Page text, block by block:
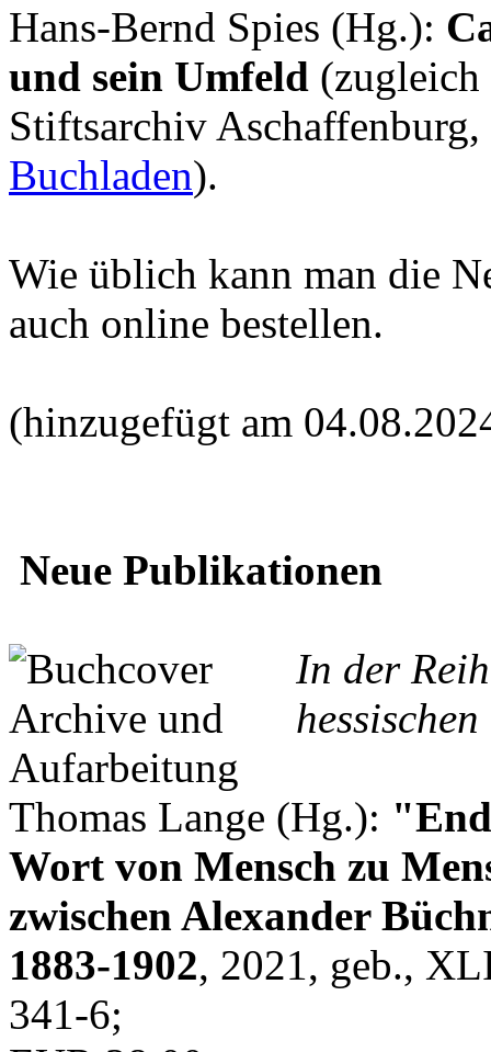
Hans-Bernd Spies (Hg.):
und sein Umfeld
Stiftsarchiv
Buchladen).
Wie üblich kann man die
auch online bestellen.
(hinzugefügt am
Neue Publikationen
In der
Thomas Lange (Hg.):
Wort von Mensch zu
zwischen Alexander
1883-1902, 2021, geb.,
341-6;